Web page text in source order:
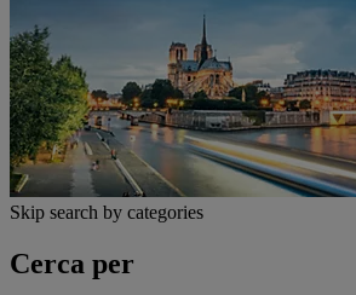
Skip search by categories
Cerca per